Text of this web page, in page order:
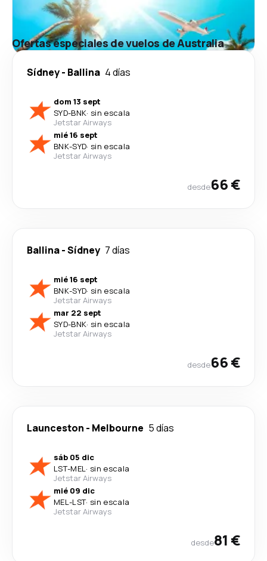
Ofertas especiales de vuelos de Australia
Sídney- Ballina 4 días
dom 13 sept
SYD-BNK· sin escala
Jetstar Airways
mié 16 sept
BNK-SYD· sin escala
Jetstar Airways
desde66 €
Ballina-Sídney 7 días
mié 16 sept
BNK-SYD· sin escala
Jetstar Airways
mar 22 sept
SYD-BNK· sin escala
Jetstar Airways
desde66 €
Launceston - Melbourne 5 días
sáb 05 dic
LST-MEL· sin escala
Jetstar Airways
mié 09 dic
MEL-LST· sin escala
Jetstar Airways
desde81 €